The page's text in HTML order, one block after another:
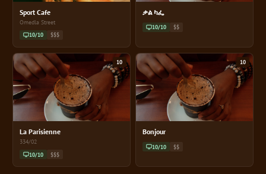
Sport Cafe
Omedla Street
10/10 $$$
ቃል ካፌ
10/10 $$
10
La Parisienne
334/02
10/10 $$$
10
Bonjour
10/10 $$